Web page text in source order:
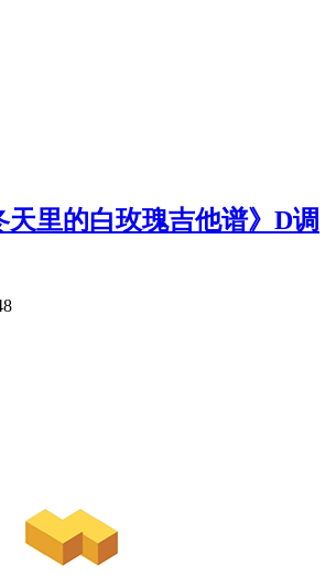
天里的白玫瑰吉他谱》D调